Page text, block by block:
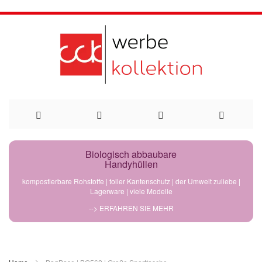
Direkt
Biologisch abbaubare
Handyhüllen
kompostierbare Rohstoffe | toller Kantenschutz | der Umwelt zuliebe |
Lagerware | viele Modelle
--> ERFAHREN SIE MEHR